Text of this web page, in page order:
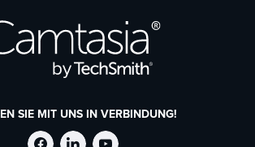
SIE MIT UNS IN VERBINDUNG!